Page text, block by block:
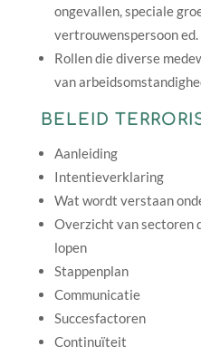
ongevallen, speciale
vertrouwenspersoon ed.
Rollen die diverse
van
BELEID
Aanleiding
Intentieverklaring
Wat wordt verstaan
Overzicht van sectoren
lopen
Stappenplan
Communicatie
Succesfactoren
Continuïteit